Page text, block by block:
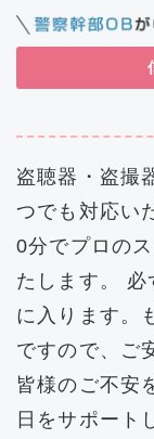
盗聴器・盗撮
つでも対応い
0分でプロの
たします。 必
に入ります。
ですので、ご
皆様のご不安
日をサポート